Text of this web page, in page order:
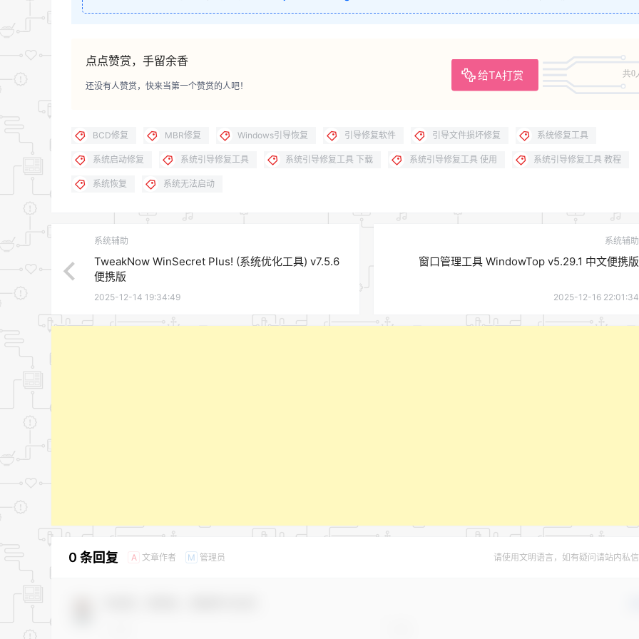
点点赞赏，手留余香
给TA打赏 共0
还没有人赞赏，快来当第一个赞赏的人吧！
BCD修复 MBR修复 Windows引导恢复 引导修复软件 引导文件损坏修复 系统修复工具
系统启动修复 系统引导修复工具 系统引导修复工具 下载 系统引导修复工具 使用 系统引导修复工具 教程
系统恢复 系统无法启动
系统辅助
TweakNow WinSecret Plus! (系统优化工具) v7.5.6
便携版
2025-12-14 19:34:49
系统辅助
窗口管理工具 WindowTop v5.29.1 中文便携版
2025-12-16 22:01:34
0 条回复 A 文章作者 M 管理员 请使用文明语言，如有疑问请站内私